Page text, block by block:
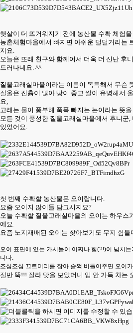
햇살이 더 뜨거워지기 전에 농산물 수확 체험
농촌체험마을에서 빠지면 아쉬운 덜덜거리는
지요.
오늘은 또래 친구와 함께여서 더욱 더 신난 후
드러나네요. ^^
질울고래실마을이라는 이름이 독특해서 무슨
질울은 진흙이 많아 땅이 좋고 쌀이 유명해서
요,
고래는 물이 풍부해 푹푹 빠지는 논이라는 뜻
모든 것이 풍성한 질울고래실마을에서 후니군
있었어요.
첫 번째 수확할 농산물은 오이랍니다.
요즘 오이지 많이들 담그시지요?
오늘 수확할 질울고래실마을의 오이는 하우스
에요.
요즘 노지재배된 오이는 찾아보기도 무지 힘들
오이 표면에 있는 가시들이 어찌나 힘(?!)이 넘치
니다.
조심조심 끄트머리를 잡아 슬쩍 비틀어주면 오이
절반 뚝!!! 잘라 맛을 보았더니 입 안 가득 차는